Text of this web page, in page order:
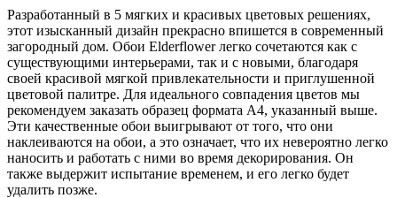
Разработанный в 5 мягких и красивых цветовых решениях,
этот изысканный дизайн прекрасно впишется в современный
загородный дом. Обои Elderflower легко сочетаются как с
существующими интерьерами, так и с новыми, благодаря
своей красивой мягкой привлекательности и приглушенной
цветовой палитре. Для идеального совпадения цветов мы
рекомендуем заказать образец формата A4, указанный выше.
Эти качественные обои выигрывают от того, что они
наклеиваются на обои, а это означает, что их невероятно легко
наносить и работать с ними во время декорирования. Он
также выдержит испытание временем, и его легко будет
удалить позже.